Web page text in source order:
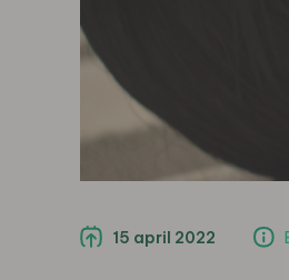
15 april 2022